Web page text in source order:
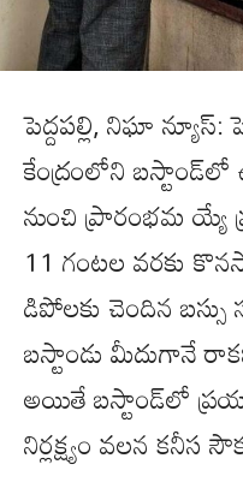
పెద్దపల్లి, నిఘా న్యూస్:
కేంద్రంలోని
నుంచి ప్రారంభమ య్యే
11 గంటల వరకు
డిపోలకు చెందిన
బస్టాండు మీదుగానే
అయితే బస్టాండ్‌లో
నిర్లక్ష్యం వలన